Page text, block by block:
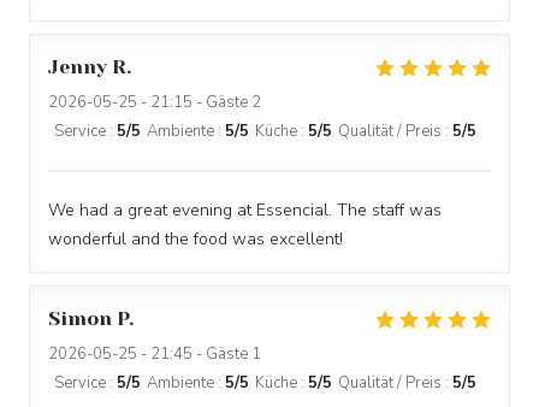
Jenny R
2026-05-25 - 21:15 - Gäste 2
Service : 5/5 Ambiente : 5/5 Küche : 5/5 Qualität / Preis : 5/5
We had a great evening at Essencial. The staff was
wonderful and the food was excellent!
Simon P
2026-05-25 - 21:45 - Gäste 1
Service : 5/5 Ambiente : 5/5 Küche : 5/5 Qualität / Preis : 5/5